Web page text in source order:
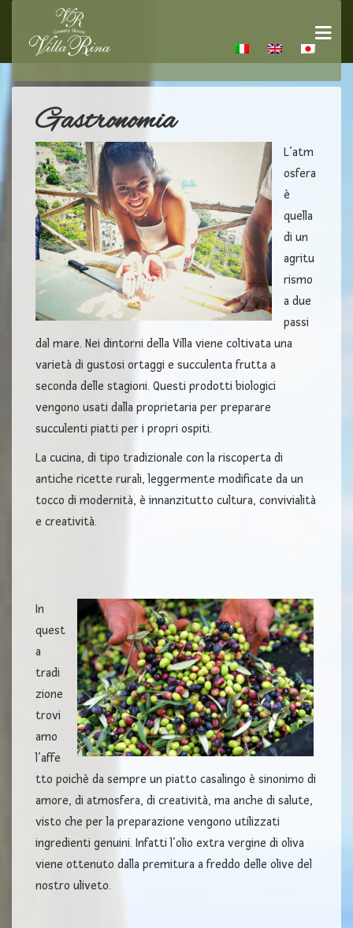
Gastronomia
L’atm
osfera
è
quella
di un
agritu
rismo
a due
passi
dal mare. Nei dintorni della Villa viene coltivata una
varietà di gustosi ortaggi e succulenta frutta a
seconda delle stagioni. Questi prodotti biologici
vengono usati dalla proprietaria per preparare
succulenti piatti per i propri ospiti.
La cucina, di tipo tradizionale con la riscoperta di
antiche ricette rurali, leggermente modificate da un
tocco di modernità, è innanzitutto cultura, convivialità
e creatività.
In
quest
a
tradi
zione
trovi
amo
l’affe
tto poichè da sempre un piatto casalingo è sinonimo di
amore, di atmosfera, di creatività, ma anche di salute,
visto che per la preparazione vengono utilizzati
ingredienti genuini. Infatti l’olio extra vergine di oliva
viene ottenuto dalla premitura a freddo delle olive del
nostro uliveto.